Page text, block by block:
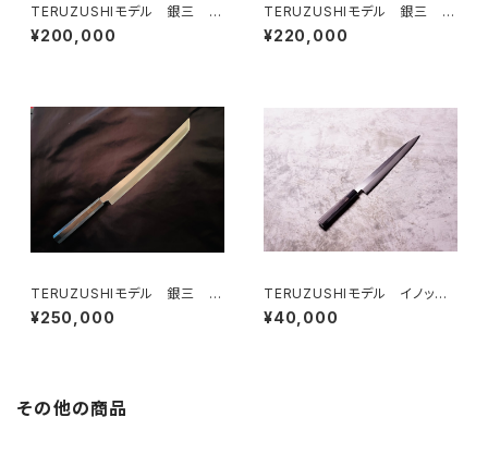
TERUZUSHIモデル 銀三 黒
檀柄 先丸330
¥200,000
TERUZUSHIモデル 銀三 黒
檀柄 先丸360
¥220,000
TERUZUSHIモデル 銀三 黒
檀柄 先丸 390
¥250,000
TERUZUSHIモデル イノック
ス正夫 黒檀柄 240
¥40,000
その他の商品